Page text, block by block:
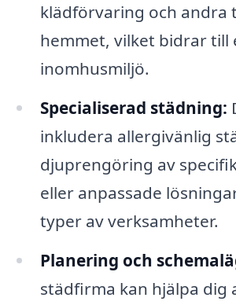
klädförvaring och andra
hemmet, vilket bidrar till
inomhusmiljö.
Specialiserad städning:
inkludera allergivänlig
djuprengöring av
eller anpassade
typer av verksamheter.
Planering och
städfirma kan hjälpa dig